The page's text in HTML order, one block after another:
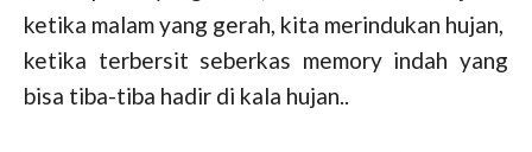
ketika malam yang gerah, kita merindukan hujan,
ketika terbersit seberkas memory indah yang
bisa tiba-tiba hadir di kala hujan..